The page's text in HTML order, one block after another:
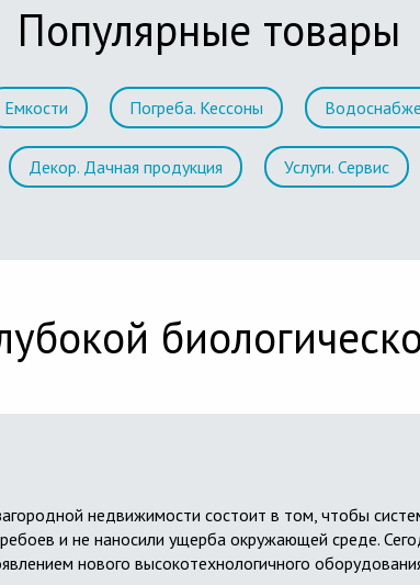
Популярные товары
Емкости Погреба. Кессоны
Декор. Дачная продукция Услуги. Сервис
недвижимости состоит в том, чтобы
и не наносили ущерба окружающей среде.
нового высокотехнологичного